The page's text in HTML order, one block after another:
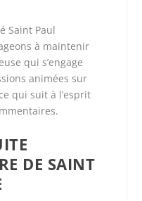
Saint Paul
à maintenir
qui s’engage
animées sur
qui suit à l’esprit
DE SAINT